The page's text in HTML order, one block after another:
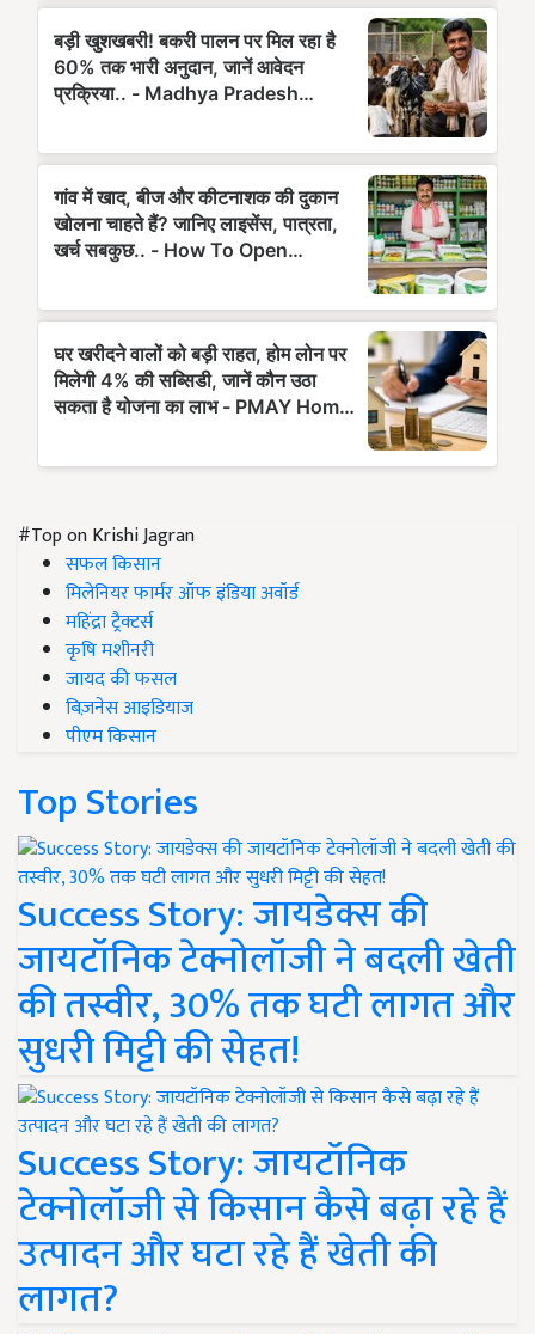
#Top on Krishi Jagran
सफल किसान
मिलेनियर फार्मर ऑफ इंडिया अवॉर्ड
महिंद्रा ट्रैक्टर्स
कृषि मशीनरी
जायद की फसल
बिज़नेस आइडियाज
पीएम किसान
Top Stories
Success Story: जायडेक्स की
जायटॉनिक टेक्नोलॉजी ने बदली खेती
की तस्वीर, 30% तक घटी लागत और
सुधरी मिट्टी की सेहत!
Success Story: जायटॉनिक
टेक्नोलॉजी से किसान कैसे बढ़ा रहे हैं
उत्पादन और घटा रहे हैं खेती की
लागत?